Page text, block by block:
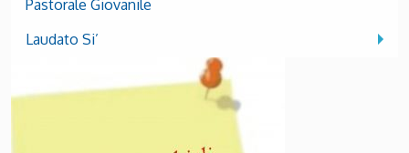
Pastorale Giovanile
Laudato Si’